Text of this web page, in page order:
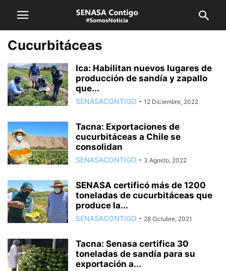
Cucurbitáceas
Ica: Habilitan nuevos lugares de
producción de sandía y zapallo
que...
SENASACONTIGO - 12 Diciembre, 2022
Tacna: Exportaciones de
cucurbitáceas a Chile se
consolidan
SENASACONTIGO - 3 Agosto, 2022
SENASA certificó más de 1200
toneladas de cucurbitáceas que
produce la...
SENASACONTIGO - 28 Octubre, 2021
Tacna: Senasa certifica 30
toneladas de sandía para su
exportación a...